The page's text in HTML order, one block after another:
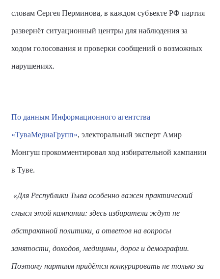
словам Сергея Перминова, в каждом субъекте РФ партия
развернёт ситуационный центры для наблюдения за
ходом голосования и проверки сообщений о возможных
нарушениях.
По данным Информационного агентства
«ТуваМедиаГрупп», электоральный эксперт Амир
Монгуш прокомментировал ход избирательной кампании
в Туве.
«Для Республики Тыва особенно важен практический
смысл этой кампании: здесь избиратели ждут не
абстрактной политики, а ответов на вопросы
занятости, доходов, медицины, дорог и демографии.
Поэтому партиям придётся конкурировать не только за